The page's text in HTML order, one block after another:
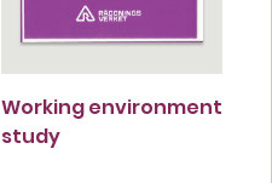
Working environment
study